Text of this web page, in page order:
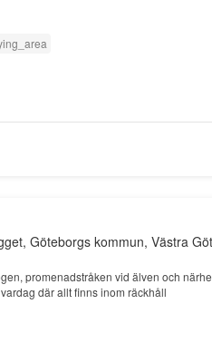
Göteborgs kommun, Västra
promenadstråken vid älven och
där allt finns inom räckhåll